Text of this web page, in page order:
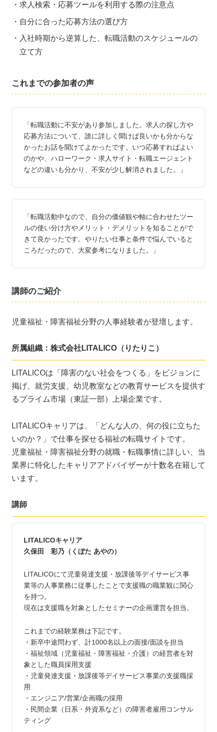
求人検索・応募ツールを利用する際の注意点
自分に合った応募方法の選び方
入社時期から逆算した、転職活動のスケジュールの
立て方
これまでの参加者の声
「転職活動に不安があり参加しました。求人の探し方や
応募方法について、誰に詳しく聞けば良いかも分からな
かったお話を聞けてよかったです。いつ応募すればよい
のかや、ハローワーク・求人サイト・転職エージェント
などの違いも分かり、不安が少し解消されました。」
「転職活動中なので、自分の価値観や軸に合わせたツー
ルの使い分け方やメリット・デメリットを知ることがで
きて良かったです。やりたい仕事と条件で悩んでいると
ころだったので、大変参考になりました。」
講師のご紹介
児童福祉・障害福祉分野の人事経験者が登壇します。
所属組織：株式会社LITALICO（りたりこ）
LITALICOは「障害のない社会をつくる」をビジョンに
掲げ、就労支援、幼児教室などの教育サービスを提供す
るプライム市場（東証一部）上場企業です。
LITALICOキャリアは、「どんな人の、何の役に立ちた
いのか？」で仕事を探せる福祉の転職サイトです。
児童福祉・障害福祉分野の就職・転職事情に詳しい、当
業界に特化したキャリアアドバイザーが十数名在籍して
います。
講師
LITALICOキャリア
久保田 彩乃（くぼた あやの）
LITALICOにて児童発達支援・放課後等デイサービス事
業等の人事業務に従事したことで支援職の職業観に関心
を持つ。
現在は支援職を対象としたセミナーの企画運営を担当。
これまでの経験業務は下記です。
・新卒中途問わず、計1000名以上の面接/面談を担当
・福祉領域（児童福祉・障害福祉・介護）の経営者を対
象とした職員採用支援
・児童発達支援・放課後等デイサービス事業の支援職採
用
・エンジニア/営業/企画職の採用
・民間企業（日系・外資系など）の障害者雇用コンサル
ティング